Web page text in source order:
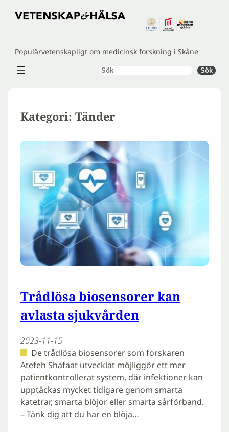
Hoppa
Populärvetenskapligt om medicinsk forskning i Skåne
Sök Sök
Kategori: Tänder
Trådlösa biosensorer kan
avlasta sjukvården
2023-11-15
De trådlösa biosensorer som forskaren
Atefeh Shafaat utvecklat möjliggör ett mer
patientkontrollerat system, där infektioner kan
upptäckas mycket tidigare genom smarta
katetrar, smarta blöjor eller smarta sårförband.
– Tänk dig att du har en blöja…